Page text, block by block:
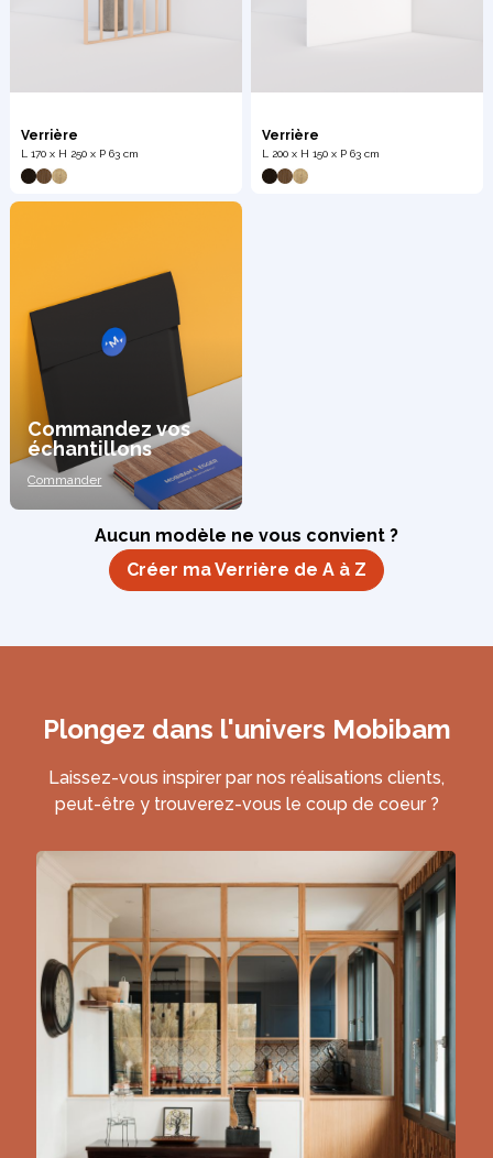
Verrière
L 170 x H 250 x P 63 cm
Verrière
L 200 x H 150 x P 63 cm
Commandez vos
échantillons
Commander
Aucun modèle ne vous convient ?
Créer ma Verrière de A à Z
Plongez dans l'univers Mobibam
Laissez-vous inspirer par nos réalisations clients,
peut-être y trouverez-vous le coup de coeur ?